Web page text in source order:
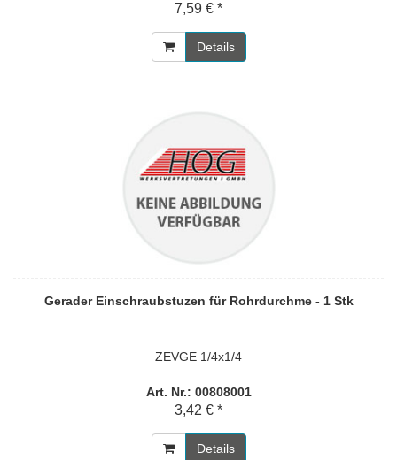
7,59 € *
Details
Gerader Einschraubstuzen für Rohrdurchme - 1 Stk
ZEVGE 1/4x1/4
Art. Nr.: 00808001
3,42 € *
Details